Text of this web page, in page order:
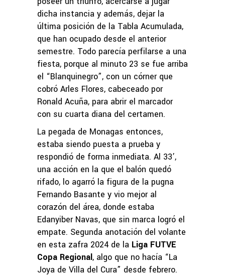
dicha instancia y además, dejar la
última posición de la Tabla Acumulada,
que han ocupado desde el anterior
semestre. Todo parecía perfilarse a una
fiesta, porque al minuto 23 se fue arriba
el “Blanquinegro”, con un córner que
cobró Arles Flores, cabeceado por
Ronald Acuña, para abrir el marcador
con su cuarta diana del certamen.
La pegada de Monagas entonces,
estaba siendo puesta a prueba y
respondió de forma inmediata. Al 33’,
una acción en la que el balón quedó
rifado, lo agarró la figura de la pugna
Fernando Basante y vio mejor al
corazón del área, donde estaba
Edanyiber Navas, que sin marca logró el
empate. Segunda anotación del volante
en esta zafra 2024 de la Liga FUTVE
Copa Regional, algo que no hacía “La
Joya de Villa del Cura” desde febrero.